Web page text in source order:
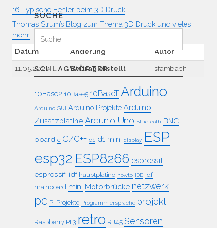
16 Typische Fehler beim 3D Druck
Thomas Strum’s Blog zum Thema 3D Druck und vieles
mehr.
Datum
Änderung
Autor
11.05.2020
Beitrag erstellt sfambach
SUCHE
für:
Suchen
SCHLAGWÖRTER
10Base2 10Base5 10BaseT Arduino
Arduino GUI Arduino Projekte Arduino
Zusatzplatine Ardunio Uno Bluetooth BNC
board c C/C++ d1 d1 mini display ESP
esp32 ESP8266 espressif
espressif-idf hauptplatine howto IDE idf
mainboard mini Motorbrücke netzwerk
pc PI Projekte Programmiersprache projekt
Raspberry PI 3 retro RJ45 Sensoren